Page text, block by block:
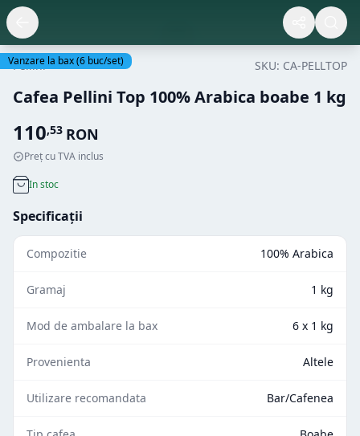
Vanzare la bax(6 buc/set)
Pellini SKU: CA-PELLTOP
Cafea Pellini Top 100% Arabica boabe 1 kg
110,53 RON
Preț cu TVA inclus
In stoc
Specificații
Compozitie 100% Arabica
Gramaj 1 kg
Mod de ambalare la bax 6 x 1 kg
Provenienta Altele
Utilizare recomandata Bar/Cafenea